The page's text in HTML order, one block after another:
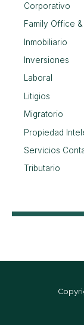
Corporativo
Family Office
Inmobiliario
Inversiones
Laboral
Litigios
Migratorio
Propiedad
Servicios
Tributario